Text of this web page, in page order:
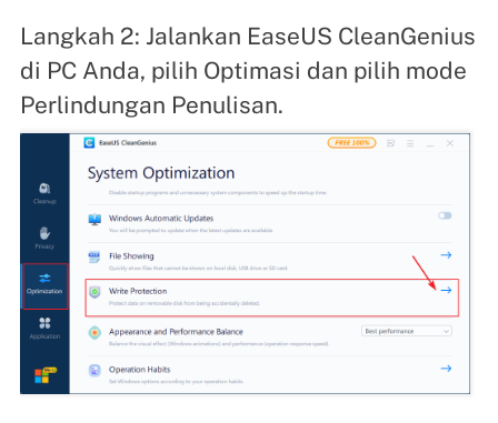
Langkah 2: Jalankan EaseUS CleanGenius
di PC Anda, pilih Optimasi dan pilih mode
Perlindungan Penulisan.